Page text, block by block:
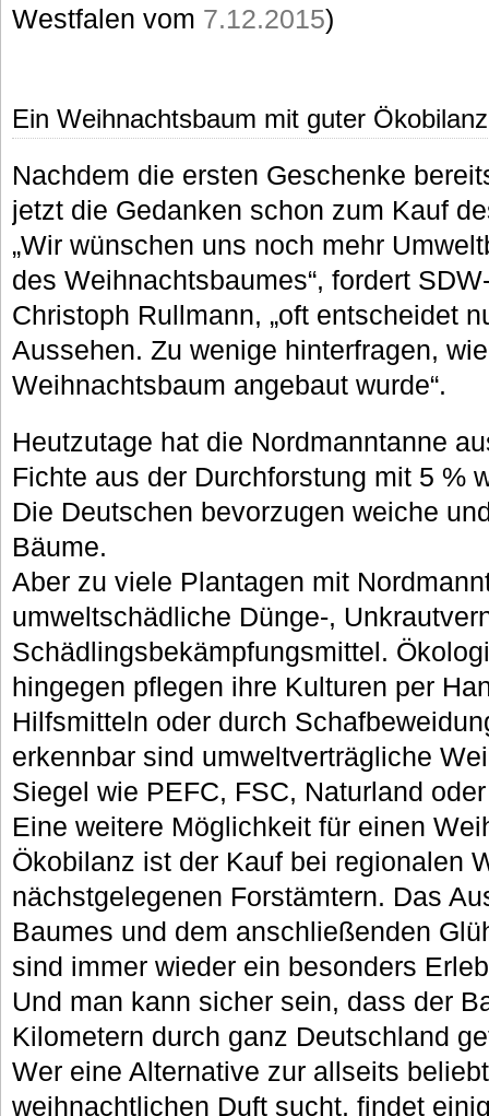
Westfalen vom 7.12.2015)
Ein Weihnachtsbaum mit guter
Nachdem die ersten Geschenke
jetzt die Gedanken schon zum Kauf
„Wir wünschen uns noch mehr
des Weihnachtsbaumes“, fordert
Christoph Rullmann, „oft entscheidet
Aussehen. Zu wenige hinterfragen,
Weihnachtsbaum angebaut wurde“.
Heutzutage hat die Nordmanntanne
Fichte aus der Durchforstung mit 5 %
Die Deutschen bevorzugen weiche
Bäume.
Aber zu viele Plantagen mit
umweltschädliche Dünge-,
Schädlingsbekämpfungsmittel.
hingegen pflegen ihre Kulturen per
Hilfsmitteln oder durch
erkennbar sind umweltverträgliche
Siegel wie PEFC, FSC, Naturland
Eine weitere Möglichkeit für einen
Ökobilanz ist der Kauf bei regionalen
nächstgelegenen Forstämtern. Das
Baumes und dem anschließenden
sind immer wieder ein besonders
Und man kann sicher sein, dass der
Kilometern durch ganz Deutschland
Wer eine Alternative zur allseits
weihnachtlichen Duft sucht, findet